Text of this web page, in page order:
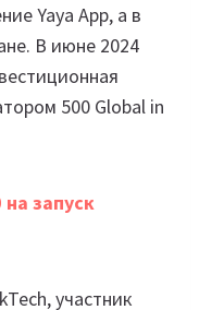
Yaya App, а в
В июне 2024
500 Global in
запуск
участник